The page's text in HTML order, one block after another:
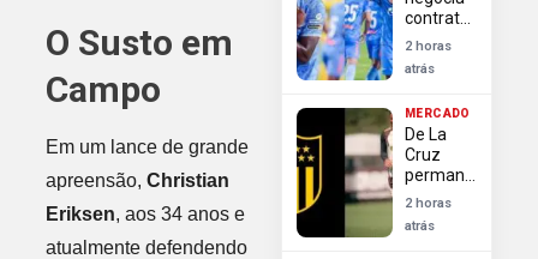
O Susto em
Campo
Em um lance de grande
apreensão, Christian
Eriksen, aos 34 anos e
atualmente defendendo
como
desrespeitosa
contratação
de Luiz
Henrique
driblador
do
futebol
russo
2 horas
atrás
MERCADO
De La
Cruz
permanece
no
Flamengo
após
2 horas
atrás